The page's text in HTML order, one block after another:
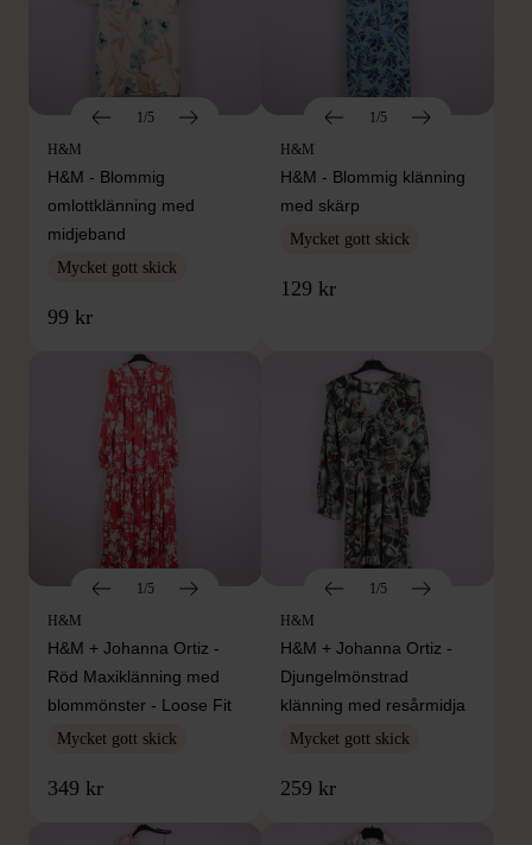
1/5
H&M
H&M - Blommig
omlottklänning med
midjeband
Mycket gott skick
99 kr
1/5
H&M
H&M - Blommig klänning
med skärp
Mycket gott skick
129 kr
1/5
H&M
H&M + Johanna Ortiz -
Röd Maxiklänning med
blommönster - Loose Fit
Mycket gott skick
349 kr
1/5
H&M
H&M + Johanna Ortiz -
Djungelmönstrad
klänning med resårmidja
Mycket gott skick
259 kr